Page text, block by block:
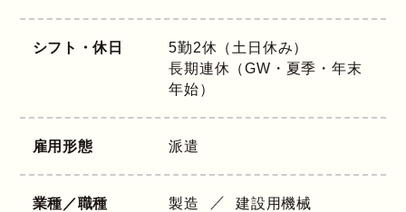
シフト・休日
5勤2休（土日休み）
長期連休（GW・夏季・年末
年始）
雇用形態 派遣
業種／職種 製造 建設用機械